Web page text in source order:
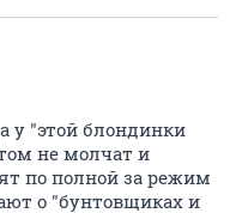
у "этой блондинки
не молчат и
по полной за режим
о "бунтовщиках и